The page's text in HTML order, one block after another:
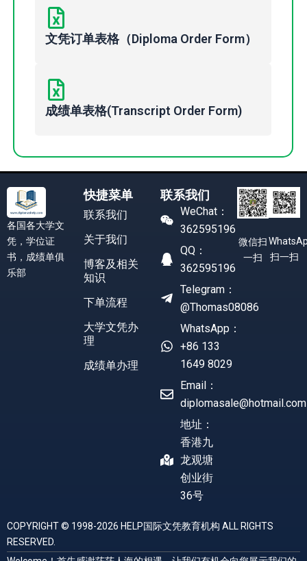
文凭订单表格（Diploma Order Form）
成绩单表格(Transcript Order Form)
各国各大学文
凭，学位证
书，成绩单俱
乐部
快捷菜单
联系我们
关于我们
博客及相关
知识
下单流程
大学文凭办
理
成绩单办理
联系我们
WeChat：
362595196
QQ：
362595196
Telegram：
@Thomas08086
WhatsApp：
+86 133
1649 8029
Email：
diplomasale@hotmail.com
地址：
香港九
龙观塘
创业街
36号
微信扫
一扫
扫一扫
COPYRIGHT © 1998-2026 HELP国际文凭教育机构 ALL RIGHTS
RESERVED.